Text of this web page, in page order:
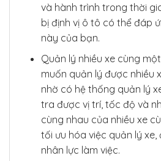
và hành trình trong thời
bị định vị ô tô có thể đáp
này của bạn.
Quản lý nhiều xe cùng
muốn quản lý được nhiều
nhờ có hệ thống quản lý
tra được vị trí, tốc độ và
cùng nhau của nhiều xe
tối ưu hóa việc quản lý
nhân lực làm việc.